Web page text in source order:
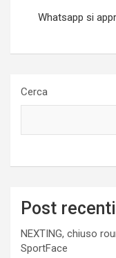
Whatsapp si
Cerca
Post recenti
NEXTING, chiuso
SportFace